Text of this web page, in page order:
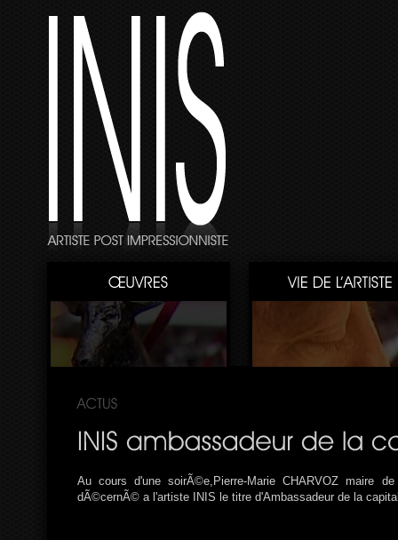
Au cours d'une soirÃ©e,Pierre-Marie CHARVOZ maire
dÃ©cernÃ© a l'artiste INIS le titre d'Ambassadeur de la